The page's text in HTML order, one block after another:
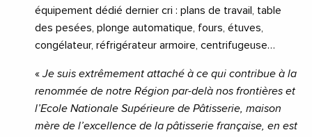
équipement dédié dernier cri : plans de travail, table
des pesées, plonge automatique, fours, étuves,
congélateur, réfrigérateur armoire, centrifugeuse…
«Je suis extrêmement attaché à ce qui contribue à la
renommée de notre Région par-delà nos frontières et
l’Ecole Nationale Supérieure de Pâtisserie, maison
mère de l’excellence de la pâtisserie française, en est